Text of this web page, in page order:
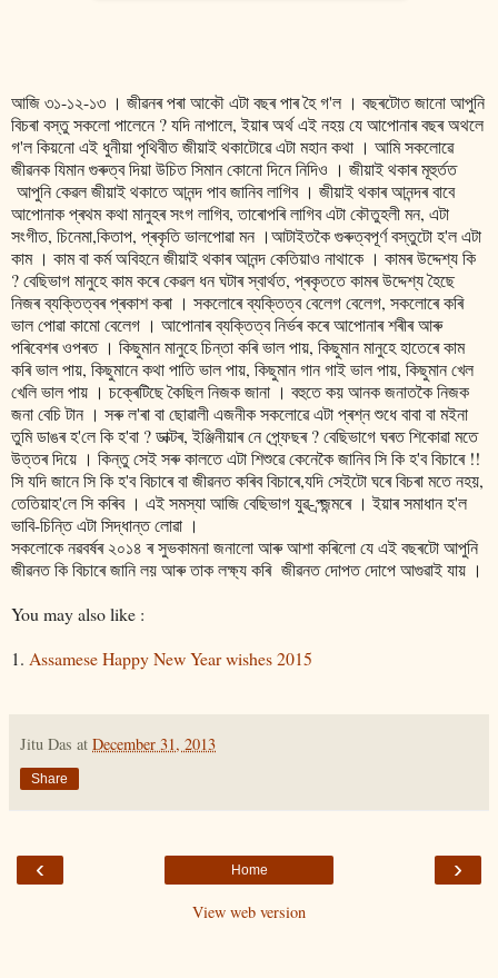
আজি ৩১-১২-১৩ । জীৱনৰ পৰা আকৌ এটা বছৰ পাৰ হৈ গ'ল । বছৰটোত জানো আপুনি
বিচৰা বস্তু সকলো পালেনে ? যদি নাপালে, ইয়াৰ অৰ্থ এই নহয় যে আপোনাৰ বছৰ অথলে
গ'ল কিয়নো এই ধুনীয়া পৃথিবীত জীয়াই থকাটোৱে এটা মহান কথা । আমি সকলোৱে
জীৱনক যিমান গুৰুত্ব দিয়া উচিত সিমান কোনো দিনে নিদিও । জীয়াই থকাৰ মূহুৰ্তত
আপুনি কেৱল জীয়াই থকাতে আনন্দ পাব জানিব লাগিব । জীয়াই থকাৰ আনন্দৰ বাবে
আপোনাক প্ৰথম কথা মানুহৰ সংগ লাগিব, তাৰোপৰি লাগিব এটা কৌতুহলী মন, এটা
সংগীত, চিনেমা,কিতাপ, প্ৰকৃতি ভালপোৱা মন ।আটাইতকৈ গুৰুত্বপূৰ্ণ বস্তুটো হ'ল এটা
কাম । কাম বা কৰ্ম অবিহনে জীয়াই থকাৰ আনন্দ কেতিয়াও নাথাকে । কামৰ উদ্দেশ্য কি
? বেছিভাগ মানুহে কাম কৰে কেৱল ধন ঘটাৰ স্বাৰ্থত, প্ৰকৃততে কামৰ উদ্দেশ্য হৈছে
নিজৰ ব্যক্তিত্বৰ প্ৰকাশ কৰা । সকলোৰে ব্যক্তিত্ব বেলেগ বেলেগ, সকলোৰে কৰি
ভাল পোৱা কামো বেলেগ । আপোনাৰ ব্যক্তিত্ব নিৰ্ভৰ কৰে আপোনাৰ শৰীৰ আৰু
পৰিবেশৰ ওপৰত । কিছুমান মানুহে চিন্তা কৰি ভাল পায়, কিছুমান মানুহে হাতেৰে কাম
কৰি ভাল পায়, কিছুমানে কথা পাতি ভাল পায়, কিছুমান গান গাই ভাল পায়, কিছুমান খেল
খেলি ভাল পায় । চক্ৰেটিছে কৈছিল নিজক জানা । বহুতে কয় আনক জনাতকৈ নিজক
জনা বেচি টান । সৰু ল'ৰা বা ছোৱালী এজনীক সকলোৱে এটা প্ৰশ্ন শুধে বাবা বা মইনা
তুমি ডাঙৰ হ'লে কি হ'বা ? ডাক্টৰ, ইঞ্জিনীয়াৰ নে প্ৰ্ফেছৰ ? বেছিভাগে ঘৰত শিকোৱা মতে
উত্তৰ দিয়ে । কিন্তু সেই সৰু কালতে এটা শিশুৱে কেনেকৈ জানিব সি কি হ'ব বিচাৰে !!
সি যদি জানে সি কি হ'ব বিচাৰে বা জীৱনত কৰিব বিচাৰে,যদি সেইটো ঘৰে বিচৰা মতে নহয়,
তেতিয়াহ'লে সি কৰিব । এই সমস্যা আজি বেছিভাগ যুৱ-প্ৰ্জন্মৰে । ইয়াৰ সমাধান হ'ল
ভাবি-চিন্তি এটা সিদ্ধান্ত লোৱা ।
সকলোকে নৱবৰ্ষৰ ২০১৪ ৰ সুভকামনা জনালো আৰু আশা কৰিলো যে এই বছৰটো আপুনি
জীৱনত কি বিচাৰে জানি লয় আৰু তাক লক্ষ্য কৰি জীৱনত দোপত দোপে আগুৱাই যায় ।
You may also like :
1. Assamese Happy New Year wishes 2015
Jitu Das at December 31, 2013
Share
‹ ›
Home
View web version